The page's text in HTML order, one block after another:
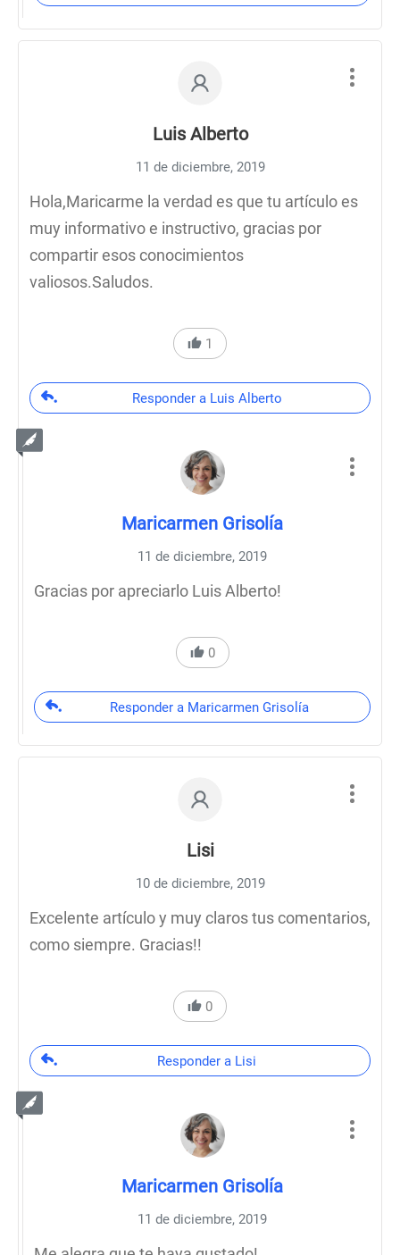
Luis Alberto
11 de diciembre, 2019
Hola,Maricarme la verdad es que tu artículo es
muy informativo e instructivo, gracias por
compartir esos conocimientos
valiosos.Saludos.
1
Responder a Luis Alberto
Maricarmen Grisolía
11 de diciembre, 2019
Gracias por apreciarlo Luis Alberto!
0
Responder a Maricarmen Grisolía
Lisi
10 de diciembre, 2019
Excelente artículo y muy claros tus comentarios,
como siempre. Gracias!!
0
Responder a Lisi
Maricarmen Grisolía
11 de diciembre, 2019